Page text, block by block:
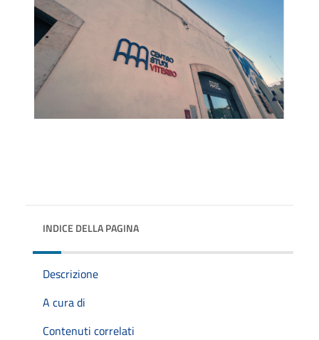
INDICE DELLA PAGINA
Descrizione
A cura di
Contenuti correlati